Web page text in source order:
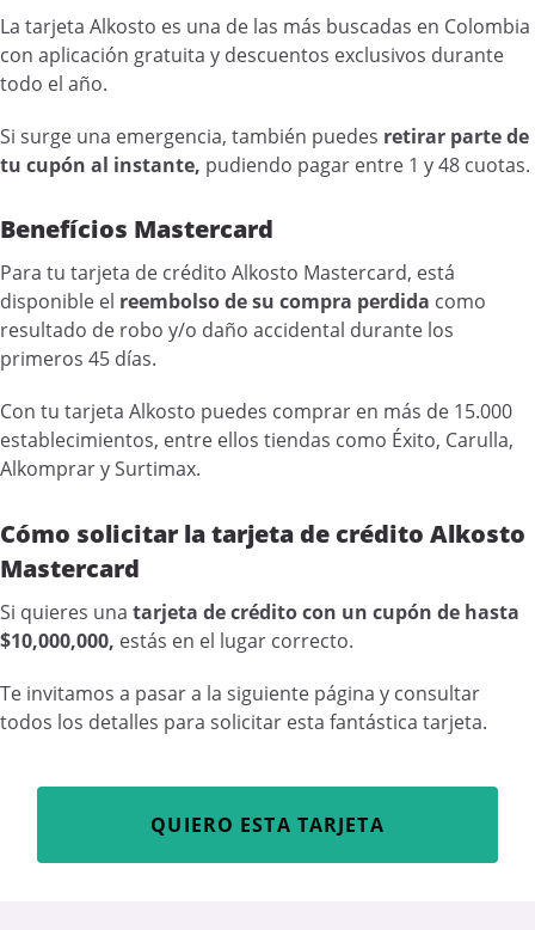
La tarjeta Alkosto es una de las más buscadas en Colombia
con aplicación gratuita y descuentos exclusivos durante
todo el año.
Si surge una emergencia, también puedes retirar parte de
tu cupón al instante, pudiendo pagar entre 1 y 48 cuotas.
Benefícios Mastercard
Para tu tarjeta de crédito Alkosto Mastercard, está
disponible el reembolso de su compra perdida como
resultado de robo y/o daño accidental durante los
primeros 45 días.
Con tu tarjeta Alkosto puedes comprar en más de 15.000
establecimientos, entre ellos tiendas como Éxito, Carulla,
Alkomprar y Surtimax.
Cómo solicitar la tarjeta de crédito Alkosto
Mastercard
Si quieres una tarjeta de crédito con un cupón de hasta
$10,000,000, estás en el lugar correcto.
Te invitamos a pasar a la siguiente página y consultar
todos los detalles para solicitar esta fantástica tarjeta.
QUIERO ESTA TARJETA